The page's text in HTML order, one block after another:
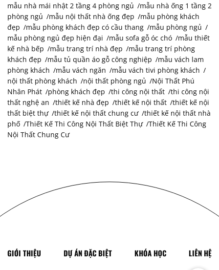
mẫu nhà mái nhật 2 tầng 4 phòng ngủ
mẫu nhà ống 1 tầng 2
phòng ngủ
mẫu nội thất nhà ống đẹp
mẫu phòng khách
đẹp
mẫu phòng khách đẹp có cầu thang
mẫu phòng ngủ
mẫu phòng ngủ đẹp hiện đại
mẫu sofa gỗ óc chó
mẫu thiết
kế nhà bếp
mẫu trang trí nhà đẹp
mẫu trang trí phòng
khách đẹp
mẫu tủ quần áo gỗ công nghiệp
mẫu vách lam
phòng khách
mẫu vách ngăn
mẫu vách tivi phòng khách
nội thất phòng khách
nội thất phòng ngủ
Nội Thất Phú
Nhân Phát
phòng khách đẹp thi công nội thất
thi công nội
thất nghệ an
thiết kế nhà đẹp thiết kế nội thất
thiết kế nội
thất biệt thự
thiết kế nội thất chung cư
thiết kế nội thất nhà
phố
Thiết Kế Thi Công Nội Thất Biệt Thự
Thiết Kế Thi Công
Nội Thất Chung Cư
GIỚI THIỆU DỰ ÁN ĐẶC BIỆT KHÓA HỌC LIÊN HỆ